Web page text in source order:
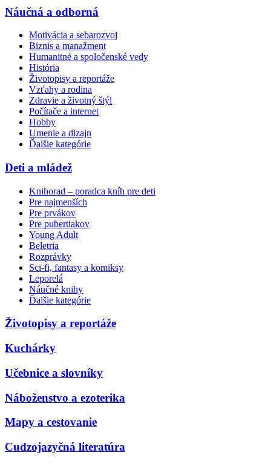
Náučná a odborná
Motivácia a sebarozvoj
Biznis a manažment
Humanitné a spoločenské vedy
História
Životopisy a reportáže
Vzťahy a rodina
Zdravie a životný štýl
Počítače a internet
Hobby
Umenie a dizajn
Ďalšie kategórie
Deti a mládež
Knihorad – poradca kníh pre deti
Pre najmenších
Pre prvákov
Pre pubertiakov
Young Adult
Beletria
Rozprávky
Sci-fi, fantasy a komiksy
Leporelá
Náučné knihy
Ďalšie kategórie
Životopisy a reportáže
Kuchárky
Učebnice a slovníky
Náboženstvo a ezoterika
Mapy a cestovanie
Cudzojazyčná literatúra